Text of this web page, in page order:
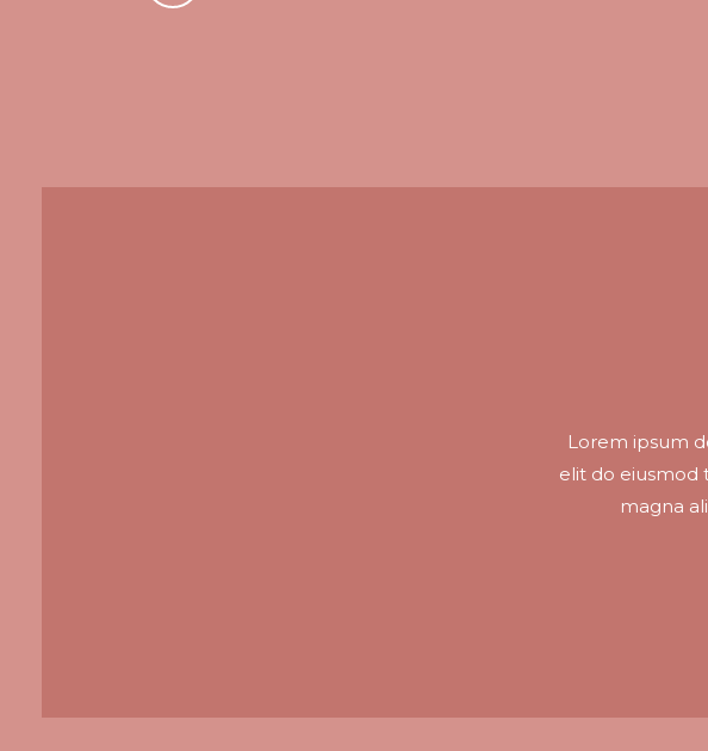
Lorem ipsum
elit do
magna